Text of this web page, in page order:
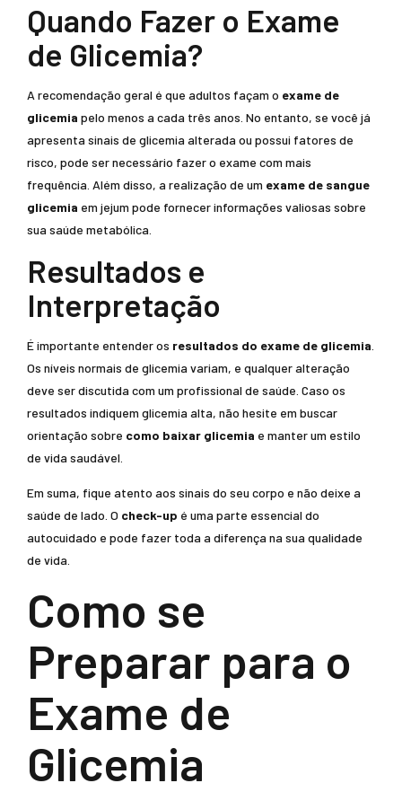
Quando Fazer o Exame
de Glicemia?
A recomendação geral é que adultos façam o exame de
glicemia pelo menos a cada três anos. No entanto, se você já
apresenta sinais de glicemia alterada ou possui fatores de
risco, pode ser necessário fazer o exame com mais
frequência. Além disso, a realização de um exame de sangue
glicemia em jejum pode fornecer informações valiosas sobre
sua saúde metabólica.
Resultados e
Interpretação
É importante entender os resultados do exame de glicemia
Os níveis normais de glicemia variam, e qualquer alteração
deve ser discutida com um profissional de saúde. Caso os
resultados indiquem glicemia alta, não hesite em buscar
orientação sobre como baixar glicemia e manter um estilo
de vida saudável.
Em suma, fique atento aos sinais do seu corpo e não deixe a
saúde de lado. O check-up é uma parte essencial do
autocuidado e pode fazer toda a diferença na sua qualidade
de vida.
Como se
Preparar para o
Exame de
Glicemia